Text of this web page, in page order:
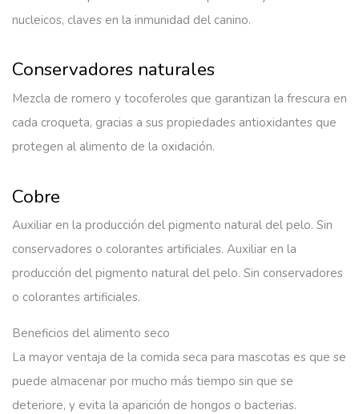
nucleicos, claves en la inmunidad del canino.
Conservadores naturales
Mezcla de romero y tocoferoles que garantizan la frescura en
cada croqueta, gracias a sus propiedades antioxidantes que
protegen al alimento de la oxidación.
Cobre
Auxiliar en la producción del pigmento natural del pelo. Sin
conservadores o colorantes artificiales. Auxiliar en la
producción del pigmento natural del pelo. Sin conservadores
o colorantes artificiales.
Beneficios del alimento seco
La mayor ventaja de la comida seca para mascotas es que se
puede almacenar por mucho más tiempo sin que se
deteriore, y evita la aparición de hongos o bacterias.